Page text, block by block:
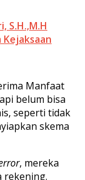
S.H.,M.H
Kejaksaan
Manfaat
belum bisa
seperti tidak
skema
, mereka
rekening.